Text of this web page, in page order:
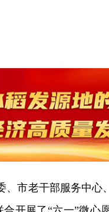
、市老干部服务中心